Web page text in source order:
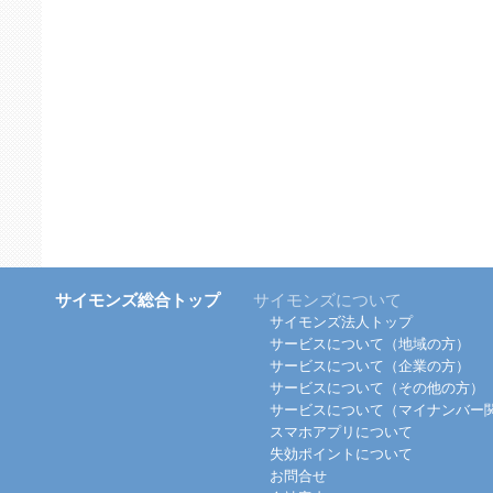
サイモンズ総合トップ サイモンズについて
サイモンズ法人トップ
サービスについて（地域の方）
サービスについて（企業の方）
サービスについて（その他の方）
サービスについて（マイナンバー
スマホアプリについて
失効ポイントについて
お問合せ